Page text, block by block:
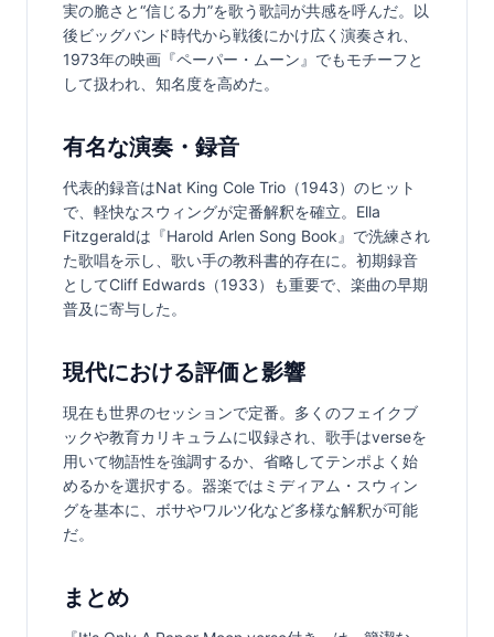
実の脆さと“信じる力”を歌う歌詞が共感を呼んだ。以
後ビッグバンド時代から戦後にかけ広く演奏され、
1973年の映画『ペーパー・ムーン』でもモチーフと
して扱われ、知名度を高めた。
有名な演奏・録音
代表的録音はNat King Cole Trio（1943）のヒット
で、軽快なスウィングが定番解釈を確立。Ella
Fitzgeraldは『Harold Arlen Song Book』で洗練され
た歌唱を示し、歌い手の教科書的存在に。初期録音
としてCliff Edwards（1933）も重要で、楽曲の早期
普及に寄与した。
現代における評価と影響
現在も世界のセッションで定番。多くのフェイクブ
ックや教育カリキュラムに収録され、歌手はverseを
用いて物語性を強調するか、省略してテンポよく始
めるかを選択する。器楽ではミディアム・スウィン
グを基本に、ボサやワルツ化など多様な解釈が可能
だ。
まとめ